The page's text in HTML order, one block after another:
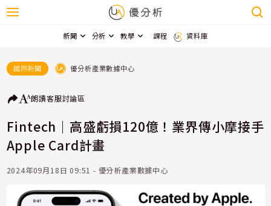
新聞 分析 教學 課程 資料庫
國際新聞 優分析產業數據中心
朗讀客服討論區
Fintech｜高盛虧損120億！業界傳小摩接手
Apple Card計畫
2024年09月18日 09:51 - 優分析產業數據中心